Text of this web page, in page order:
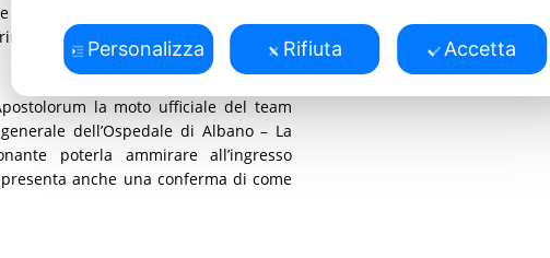
sfruttano anche le potenzialità della
supporto costante 24 ore su 24, 7
la moto ufficiale del team
dell’Ospedale di Albano – La
poterla ammirare all’ingresso
anche una conferma di come
Personalizza Rifiuta Accetta